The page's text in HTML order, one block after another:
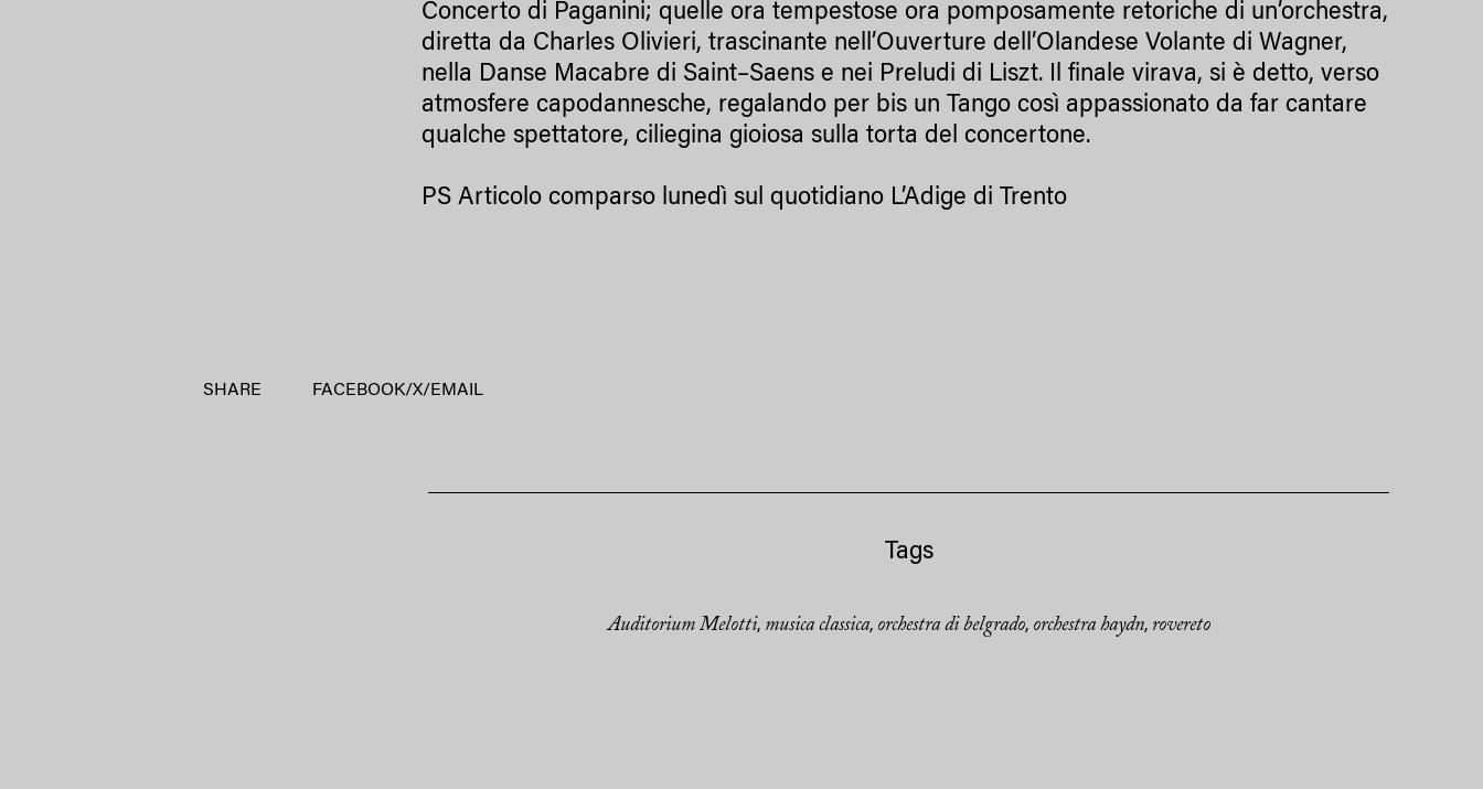
Concerto di Paganini; quelle ora tempestose ora pomposamente retoriche di un’orchestra,
diretta da Charles Olivieri, trascinante nell’Ouverture dell’Olandese Volante di Wagner,
nella Danse Macabre di Saint–Saens e nei Preludi di Liszt. Il finale virava, si è detto, verso
atmosfere capodannesche, regalando per bis un Tango così appassionato da far cantare
qualche spettatore, ciliegina gioiosa sulla torta del concertone.
PS Articolo comparso lunedì sul quotidiano L’Adige di Trento
SHARE FACEBOOK/X/ EMAIL
Tags
Auditorium Melotti, musica classica, orchestra di belgrado, orchestra haydn, rovereto